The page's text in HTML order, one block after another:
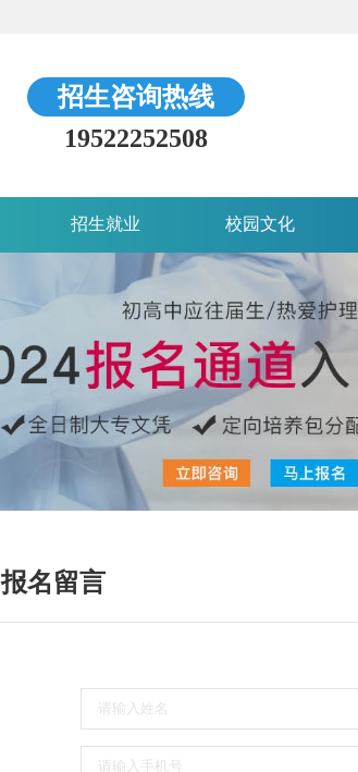
招生咨询热线
19522252508
招生就业 校园文化
报名留言